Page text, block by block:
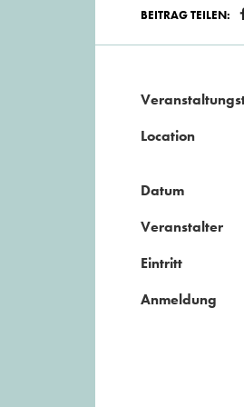
BEITRAG TEILEN:
Location
Datum
Veranstalter
Eintritt
Anmeldung